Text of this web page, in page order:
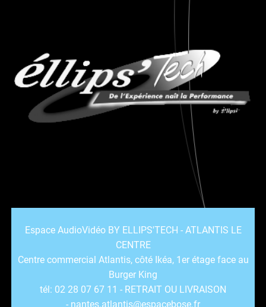
Espace AudioVidéo BY ELLIPS'TECH - ATLANTIS LE
CENTRE
Centre commercial Atlantis, côté Ikéa, 1er étage face au
Burger King
tél: 02 28 07 67 11 - RETRAIT OU LIVRAISON
- nantes.atlantis@espacebose.fr